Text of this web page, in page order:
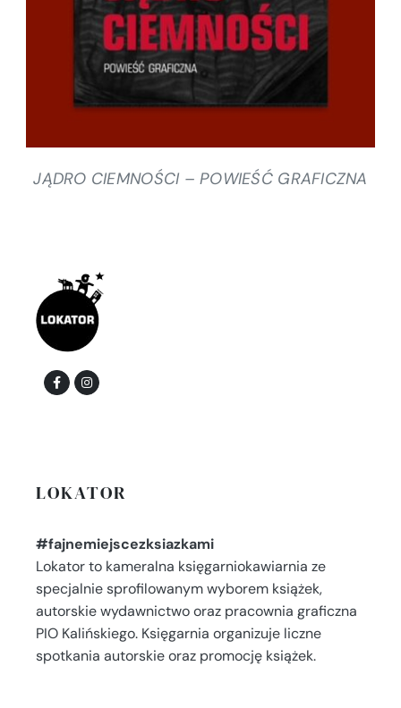
JĄDRO CIEMNOŚCI – POWIEŚĆ GRAFICZNA
LOKATOR
#fajnemiejscezksiazkami
Lokator to kameralna księgarniokawiarnia ze
specjalnie sprofilowanym wyborem książek,
autorskie wydawnictwo oraz pracownia graficzna
PIO Kalińskiego. Księgarnia organizuje liczne
spotkania autorskie oraz promocję książek.